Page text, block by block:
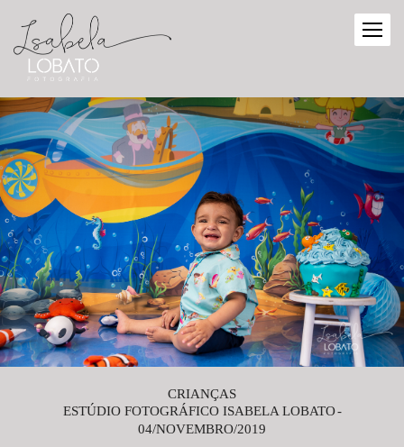
CRIANÇAS
ESTÚDIO FOTOGRÁFICO ISABELA LOBATO
04/NOVEMBRO/2019